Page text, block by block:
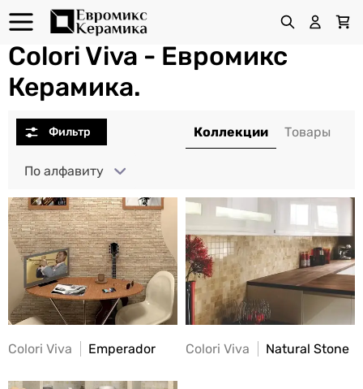
Colori Viva - Евромикс
Керамика.
По алфавиту
Colori Viva Emperador Colori Viva Natural Stone